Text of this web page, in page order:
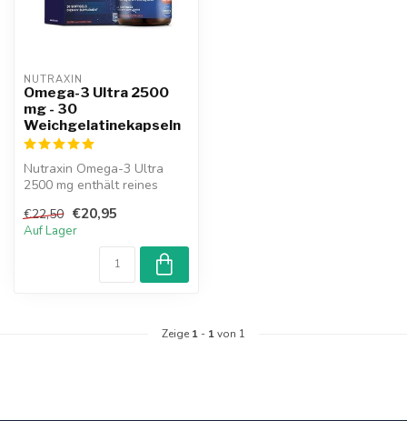
NUTRAXIN
Omega-3 Ultra 2500
mg - 30
Weichgelatinekapseln
Nutraxin Omega-3 Ultra
2500 mg enthält reines
zur nor...
€22,50 €20,95
Auf Lager
Zeige 1 - 1von 1